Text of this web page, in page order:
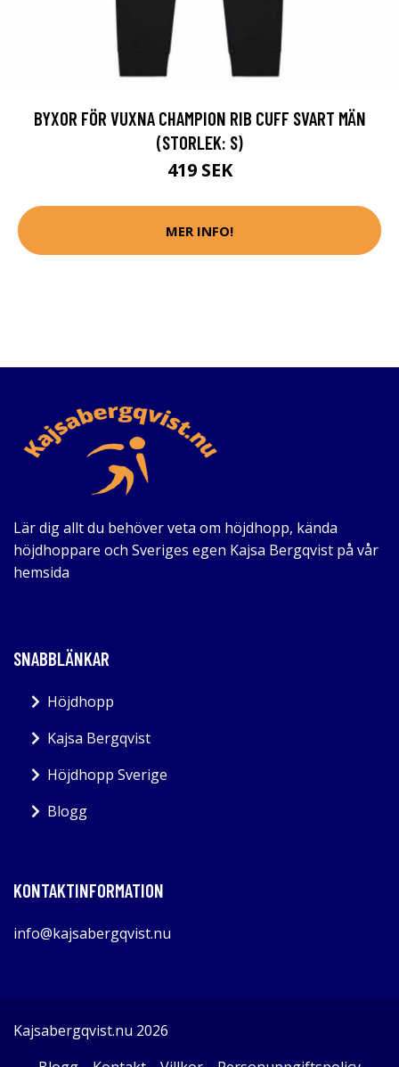
BYXOR FÖR VUXNA CHAMPION RIB CUFF SVART MÄN
(STORLEK: S)
419 SEK
MER INFO!
Lär dig allt du behöver veta om höjdhopp, kända
höjdhoppare och Sveriges egen Kajsa Bergqvist på vår
hemsida
SNABBLÄNKAR
Höjdhopp
Kajsa Bergqvist
Höjdhopp Sverige
Blogg
KONTAKTINFORMATION
info@kajsabergqvist.nu
Kajsabergqvist.nu 2026